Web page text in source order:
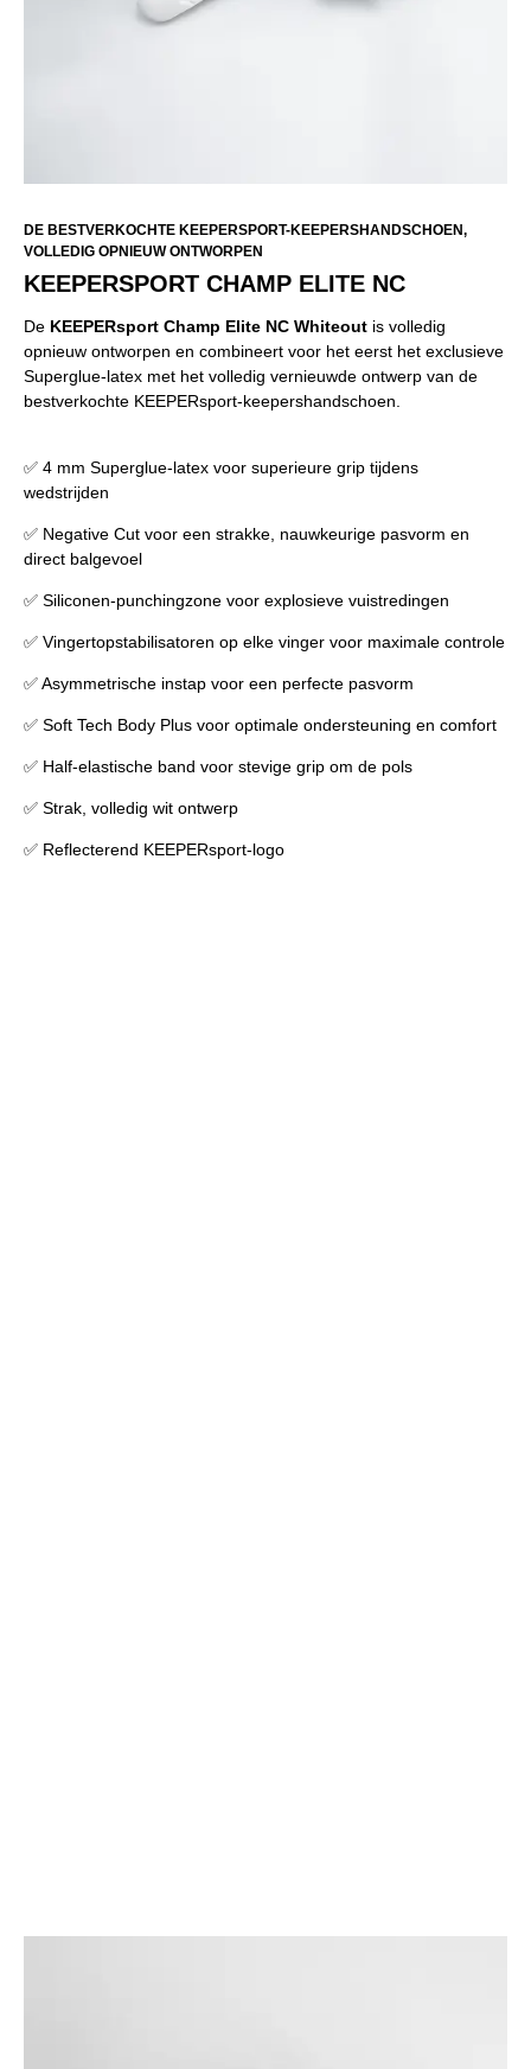
DE BESTVERKOCHTE KEEPERSPORT-KEEPERSHANDSCHOEN,
VOLLEDIG OPNIEUW ONTWORPEN
KEEPERSPORT CHAMP ELITE NC
De KEEPERsport Champ Elite NC Whiteout is volledig
opnieuw ontworpen en combineert voor het eerst het exclusieve
Superglue-latex met het volledig vernieuwde ontwerp van de
bestverkochte KEEPERsport-keepershandschoen.
✅ 4 mm Superglue-latex voor superieure grip tijdens
wedstrijden
✅ Negative Cut voor een strakke, nauwkeurige pasvorm en
direct balgevoel
✅ Siliconen-punchingzone voor explosieve vuistredingen
✅ Vingertopstabilisatoren op elke vinger voor maximale controle
✅ Asymmetrische instap voor een perfecte pasvorm
✅ Soft Tech Body Plus voor optimale ondersteuning en comfort
✅ Half-elastische band voor stevige grip om de pols
✅ Strak, volledig wit ontwerp
✅ Reflecterend KEEPERsport-logo